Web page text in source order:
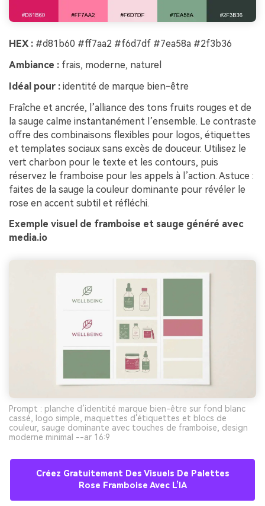
HEX : #d81b60 #ff7aa2 #f6d7df #7ea58a #2f3b36
Ambiance : frais, moderne, naturel
Idéal pour : identité de marque bien-être
Fraîche et ancrée, l’alliance des tons fruits rouges et de
la sauge calme instantanément l’ensemble. Le contraste
offre des combinaisons flexibles pour logos, étiquettes
et templates sociaux sans excès de douceur. Utilisez le
vert charbon pour le texte et les contours, puis
réservez le framboise pour les appels à l’action. Astuce :
faites de la sauge la couleur dominante pour révéler le
rose en accent subtil et réfléchi.
Exemple visuel de framboise et sauge généré avec
media.io
Prompt : planche d’identité marque bien-être sur fond blanc
cassé, logo simple, maquettes d’étiquettes et blocs de
couleur, sauge dominante avec touches de framboise, design
moderne minimal --ar 16:9
Créez Gratuitement Des Visuels De Palettes
Rose Framboise Avec L’IA